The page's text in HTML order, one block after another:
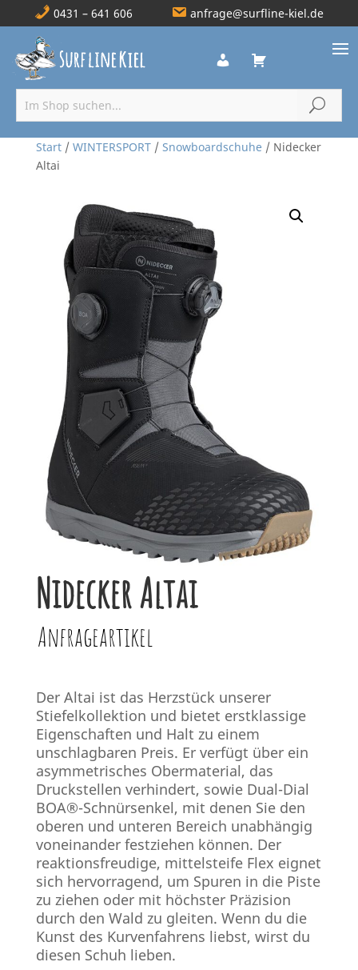
0431 – 641 606 anfrage@surfline-kiel.de
Start/ WINTERSPORT/ Snowboardschuhe/ Nidecker
Altai
Nidecker Altai
Anfrageartikel
Der Altai ist das Herzstück unserer
Stiefelkollektion und bietet erstklassige
Eigenschaften und Halt zu einem
unschlagbaren Preis. Er verfügt über ein
asymmetrisches Obermaterial, das
Druckstellen verhindert, sowie Dual-Dial
BOA®-Schnürsenkel, mit denen Sie den
oberen und unteren Bereich unabhängig
voneinander festziehen können. Der
reaktionsfreudige, mittelsteife Flex eignet
sich hervorragend, um Spuren in die Piste
zu ziehen oder mit höchster Präzision
durch den Wald zu gleiten. Wenn du die
Kunst des Kurvenfahrens liebst, wirst du
diesen Schuh lieben.